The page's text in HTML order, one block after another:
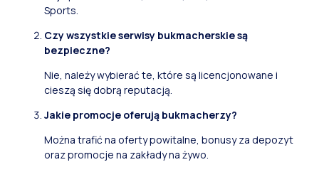
Sports.
Czy wszystkie serwisy bukmacherskie są
bezpieczne?
Nie, należy wybierać te, które są licencjonowane i
cieszą się dobrą reputacją.
Jakie promocje oferują bukmacherzy?
Można trafić na oferty powitalne, bonusy za depozyt
oraz promocje na zakłady na żywo.